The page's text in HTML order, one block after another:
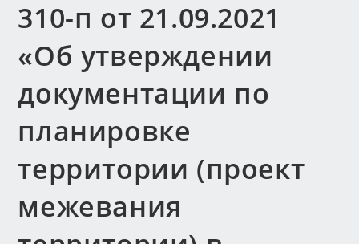
310-п от 21.09.2021
«Об утверждении
документации по
планировке
территории (проект
межевания